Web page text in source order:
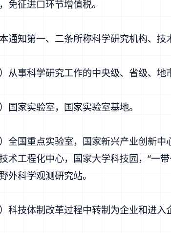
免征进口环节增值税。
知第一、二条所称科学研究机构、技
事科学研究工作的中央级、省级、地
家实验室，国家实验室基地。
国重点实验室，国家新兴产业创新中
术工程化中心，国家大学科技园，“一
外科学观测研究站。
技体制改革过程中转制为企业和进入